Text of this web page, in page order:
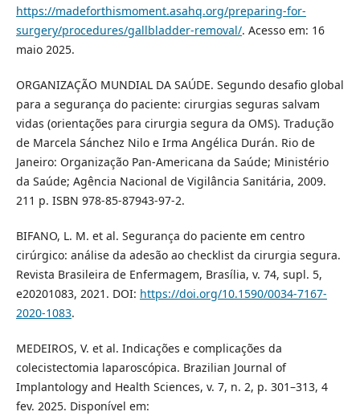
https://madeforthismoment.asahq.org/preparing-for-
surgery/procedures/gallbladder-removal/. Acesso em: 16
maio 2025.
ORGANIZAÇÃO MUNDIAL DA SAÚDE. Segundo desafio global
para a segurança do paciente: cirurgias seguras salvam
vidas (orientações para cirurgia segura da OMS). Tradução
de Marcela Sánchez Nilo e Irma Angélica Durán. Rio de
Janeiro: Organização Pan-Americana da Saúde; Ministério
da Saúde; Agência Nacional de Vigilância Sanitária, 2009.
211 p. ISBN 978-85-87943-97-2.
BIFANO, L. M. et al. Segurança do paciente em centro
cirúrgico: análise da adesão ao checklist da cirurgia segura.
Revista Brasileira de Enfermagem, Brasília, v. 74, supl. 5,
e20201083, 2021. DOI: https://doi.org/10.1590/0034-7167-
2020-1083.
MEDEIROS, V. et al. Indicações e complicações da
colecistectomia laparoscópica. Brazilian Journal of
Implantology and Health Sciences, v. 7, n. 2, p. 301–313, 4
fev. 2025. Disponível em: